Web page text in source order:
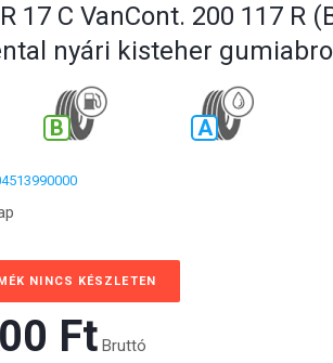
17 C VanCont. 200 117 R
nyári kisteher
B A
NINCS KÉSZLETEN
Ft‎ Bruttó